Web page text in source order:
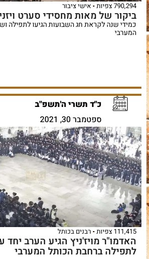
790,294 צפיות אישי ציבור
ביקור של מאות מחסידי סערט
כמידי שנה לקראת חג השבועות הגיעו לתפילה
המערבי
כ"ד תשרי ה'תשפ"ב
ספטמבר 30, 2021
111,415 צפיות רבנים בכותל
‏האדמו"ר מויז'ניץ הגיע הערב יחד
לתפילה ברחבת הכותל המערבי